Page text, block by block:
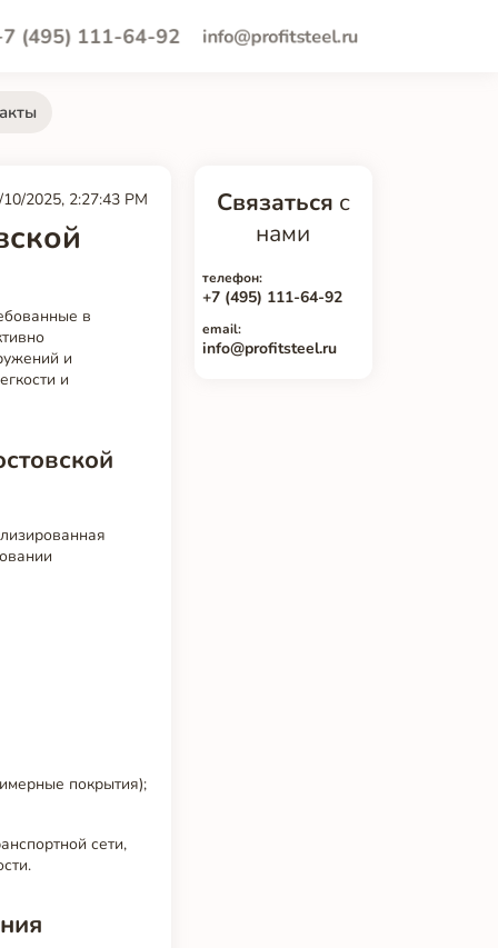
+7 (495) 111-64-92 info@profitsteel.ru
2025, 2:27:43 PM
в
и
и
покрытия);
сети,
Связаться с
нами
телефон:
+7 (495) 111-64-92
email:
info@profitsteel.ru